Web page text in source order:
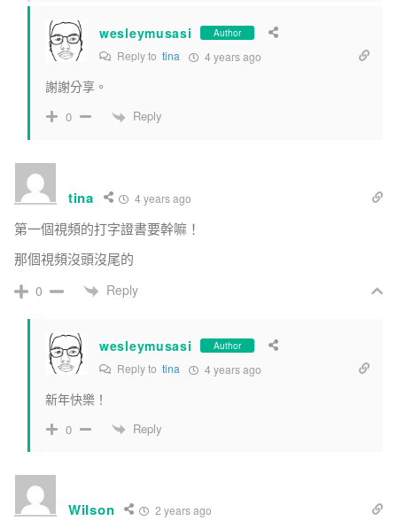
wesleymusasi Author
Reply to tina 4 years ago
謝謝分享。
0 Reply
tina 4 years ago
第一個視頻的打字證書要幹嘛！
那個視頻沒頭沒尾的
0 Reply
wesleymusasi Author
Reply to tina 4 years ago
新年快樂！
0 Reply
Wilson 2 years ago